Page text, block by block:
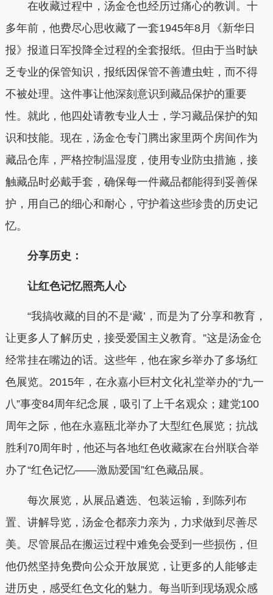
在收藏过程中，汤金仓也经历过痛心的教训。十
多年前，他费尽心思收藏了一套1945年8月《新华日
报》报道日军投降全过程的全套报纸。但由于当时缺
乏专业的保管知识，报纸因保管不善遭虫蛀，而不得
不被处理。这件事让他深刻意识到藏品保护的重要
性。就此，他四处请教专业人士，学习藏品保护的知
识和技能。现在，汤金仓专门腾出家里两个房间作为
藏品仓库，严格控制温湿度，使用专业防虫措施，接
触藏品时必戴手套，确保每一件藏品都能得到妥善保
护，用自己的细心和耐心，守护着这些珍贵的历史记
忆。
分享历史：
让红色记忆照亮人心
“我搞收藏的目的不是‘藏’，而是为了分享和教育，
让更多人了解历史，接受爱国主义教育。”这是汤金仓
经常挂在嘴边的话。这些年，他在家乡举办了多场红
色展览。2015年，在永嘉小巨村文化礼堂举办的“九一
八”事变84周年纪念展，吸引了上千名观众；建党100
周年之际，他在永嘉瓯北举办了大型红色展览；抗战
胜利70周年时，他还与各地红色收藏家在台州联合举
办了“红色记忆——激励爱国”红色藏品展。
每次展览，从展品遴选、包装运输，到陈列布
置、讲解导览，汤金仓都亲力亲为，力求做到尽善尽
美。尽管展品在搬运过程中难免会受到一些损伤，但
他仍然坚持免费向公众开放展览，让更多的人能够走
进历史，感受红色文化的魅力。每当听到现场观众感